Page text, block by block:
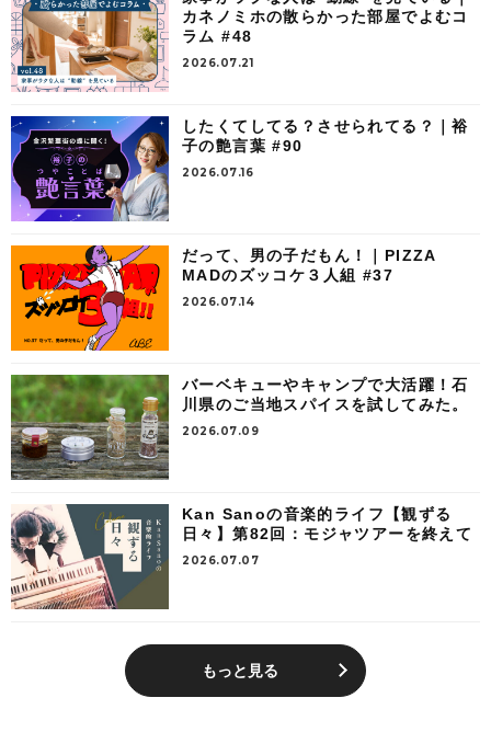
カネノミホの散らかった部屋でよむコ
ラム #48
2026.07.21
したくてしてる？させられてる？｜裕
子の艶言葉 #90
2026.07.16
だって、男の子だもん！｜PIZZA
MADのズッコケ３人組 #37
2026.07.14
バーベキューやキャンプで大活躍！石
川県のご当地スパイスを試してみた。
2026.07.09
Kan Sanoの音楽的ライフ【観ずる
日々】第82回：モジャツアーを終えて
2026.07.07
もっと見る